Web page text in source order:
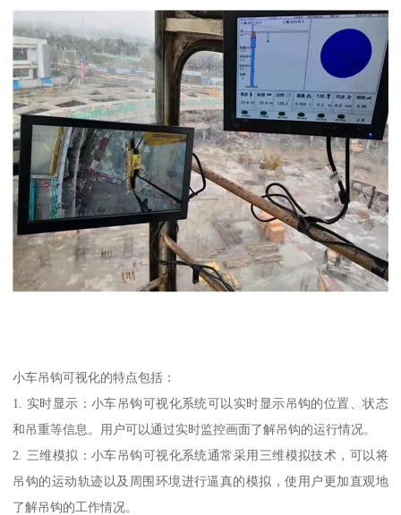
小车吊钩可视化的特点包括：
1. 实时显示：小车吊钩可视化系统可以实时显示吊钩的位置、状态
和吊重等信息。用户可以通过实时监控画面了解吊钩的运行情况。
2. 三维模拟：小车吊钩可视化系统通常采用三维模拟技术，可以将
吊钩的运动轨迹以及周围环境进行逼真的模拟，使用户更加直观地
了解吊钩的工作情况。